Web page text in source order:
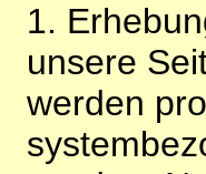
1.
unsere
werden